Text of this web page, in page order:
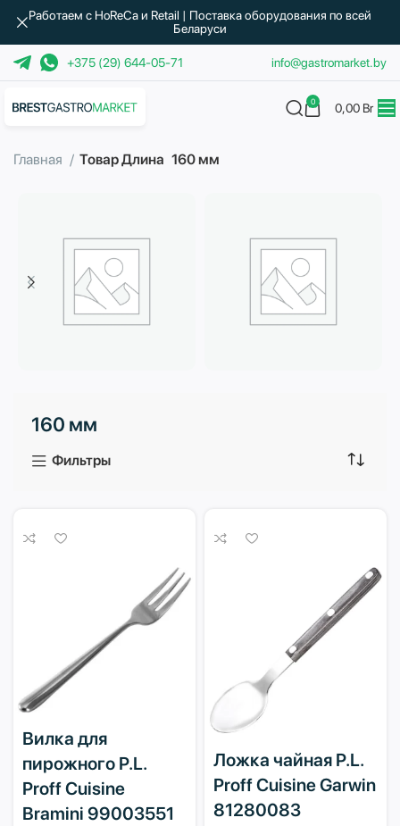
+375 (29) 644-05-71 info@gastromarket.by
0 0,00 Br
Главная Товар Длина 160 мм
3 продукта
160 мм
Фильтры
Вилка для
пирожного P.L.
Proff Cuisine
Bramini 99003551
Ложка чайная P.L.
Proff Cuisine Garwin
81280083
Работаем с HoReCa и Retail | Поставка оборудования по всей
Беларуси